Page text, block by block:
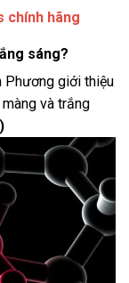
chính hãng
sáng?
Phương giới thiệu
và trắng